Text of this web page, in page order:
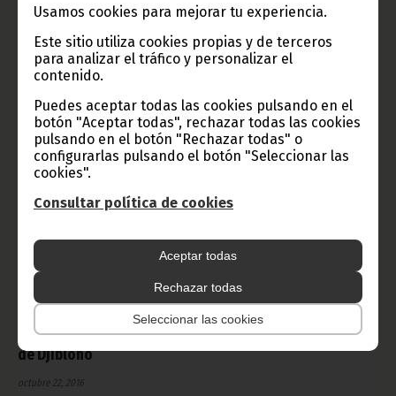
Usamos cookies para mejorar tu experiencia.
Este sitio utiliza cookies propias y de terceros
para analizar el tráfico y personalizar el
contenido.
Puedes aceptar todas las cookies pulsando en el
botón "Aceptar todas", rechazar todas las cookies
pulsando en el botón "Rechazar todas" o
configurarlas pulsando el botón "Seleccionar las
cookies".
Consultar política de cookies
Aceptar todas
Rechazar todas
Seleccionar las cookies
Transportes y Correos han tratado varios temas de interés para
la mejora del departamento ministerial, en una reunión
celebrada por el Consejo Directivo este viernes 21 de octubre.
Noticias Gobierno
A fondo entrevista al Viceministro de Infraestructuras
de Djibloho
octubre 22, 2016